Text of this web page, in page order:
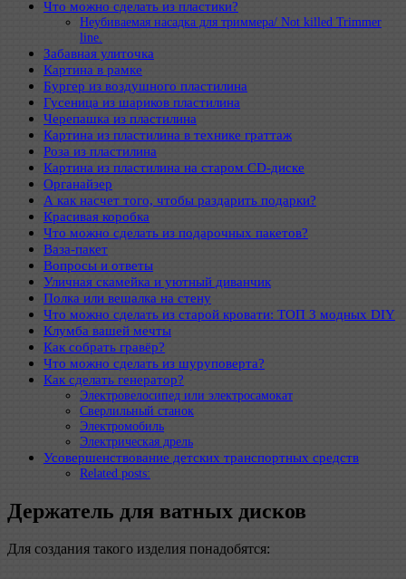
Что можно сделать из пластики?
Неубиваемая насадка для триммера/ Not killed Trimmer
line.
Забавная улиточка
Картина в рамке
Бургер из воздушного пластилина
Гусеница из шариков пластилина
Черепашка из пластилина
Картина из пластилина в технике граттаж
Роза из пластилина
Картина из пластилина на старом CD-диске
Органайзер
А как насчет того, чтобы раздарить подарки?
Красивая коробка
Что можно сделать из подарочных пакетов?
Ваза-пакет
Вопросы и ответы
Уличная скамейка и уютный диванчик
Полка или вешалка на стену
Что можно сделать из старой кровати: ТОП 3 модных DIY
Клумба вашей мечты
Как собрать гравёр?
Что можно сделать из шуруповерта?
Как сделать генератор?
Электровелосипед или электросамокат
Сверлильный станок
Электромобиль
Электрическая дрель
Усовершенствование детских транспортных средств
Related posts:
Держатель для ватных дисков
Для создания такого изделия понадобятся: